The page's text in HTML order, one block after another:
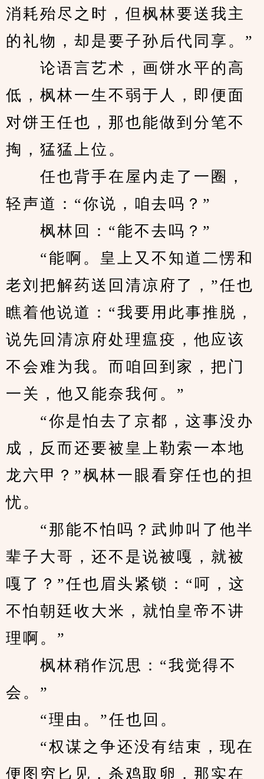
消耗殆尽之时，但枫林要送我主
的礼物，却是要子孙后代同享。”
论语言艺术，画饼水平的高
低，枫林一生不弱于人，即便面
对饼王任也，那也能做到分笔不
掏，猛猛上位。
任也背手在屋内走了一圈，
轻声道：“你说，咱去吗？”
枫林回：“能不去吗？”
“能啊。皇上又不知道二愣和
老刘把解药送回清凉府了，”任也
瞧着他说道：“我要用此事推脱，
说先回清凉府处理瘟疫，他应该
不会难为我。而咱回到家，把门
一关，他又能奈我何。”
“你是怕去了京都，这事没办
成，反而还要被皇上勒索一本地
龙六甲？”枫林一眼看穿任也的担
忧。
“那能不怕吗？武帅叫了他半
辈子大哥，还不是说被嘎，就被
嘎了？”任也眉头紧锁：“呵，这
不怕朝廷收大米，就怕皇帝不讲
理啊。”
枫林稍作沉思：“我觉得不
会。”
“理由。”任也回。
“权谋之争还没有结束，现在
便图穷匕见，杀鸡取卵，那实在